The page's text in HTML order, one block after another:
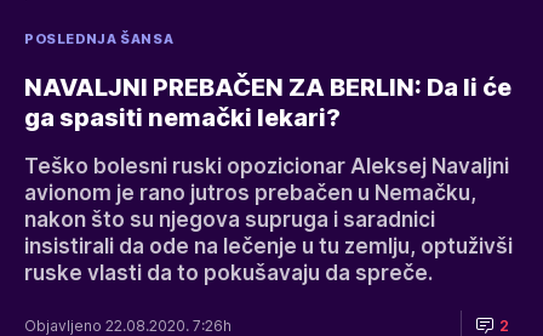
POSLEDNJA ŠANSA
NAVALJNI PREBAČEN ZA BERLIN: Da li će
ga spasiti nemački lekari?
Teško bolesni ruski opozicionar Aleksej Navaljni
avionom je rano jutros prebačen u Nemačku,
nakon što su njegova supruga i saradnici
insistirali da ode na lečenje u tu zemlju, optuživši
ruske vlasti da to pokušavaju da spreče.
Objavljeno 22.08.2020. 7:26h 2